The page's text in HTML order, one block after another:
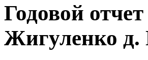
Годовой
Жигуленко